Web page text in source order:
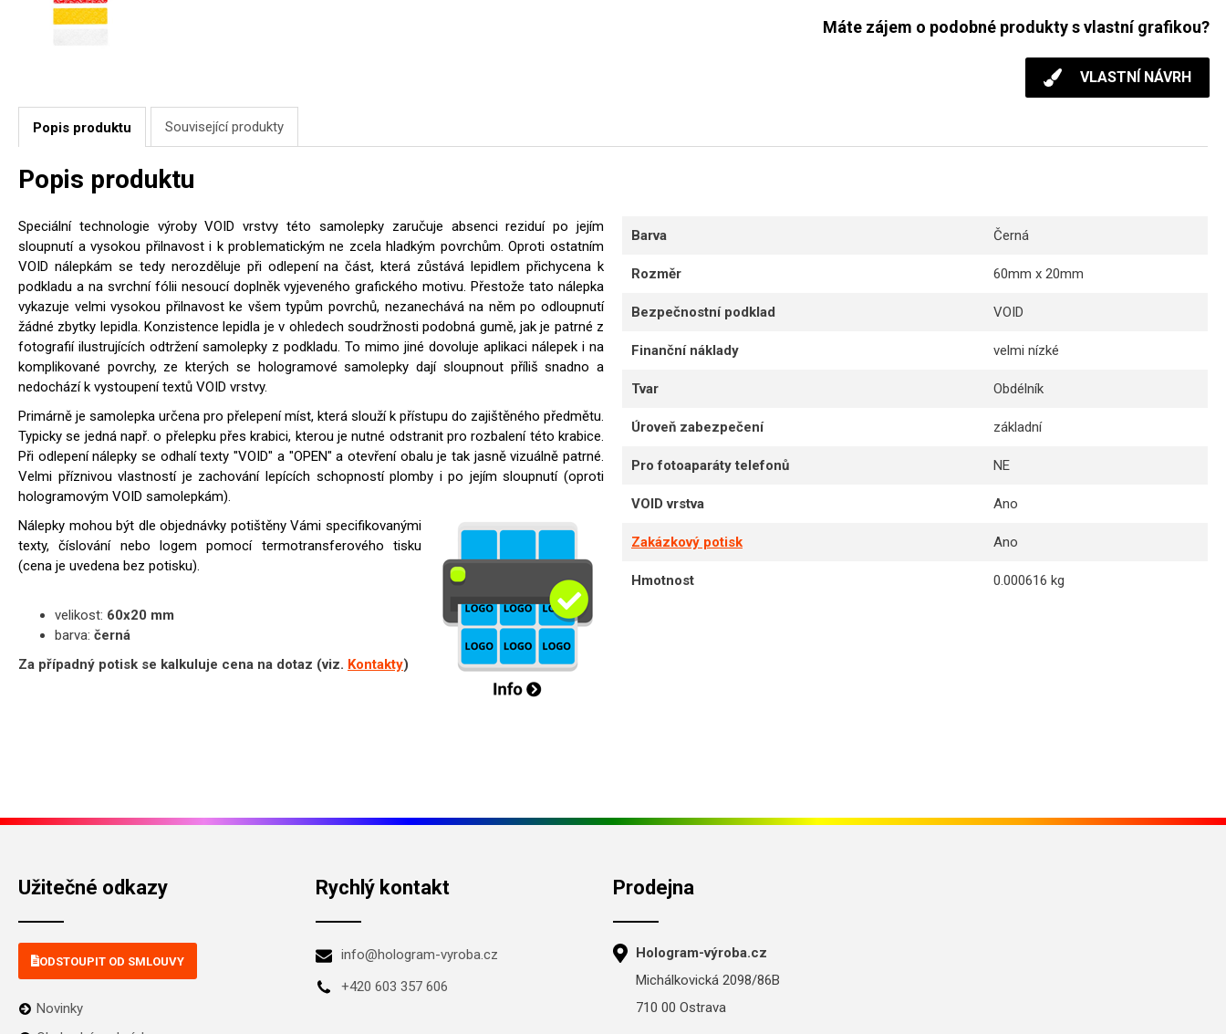
Máte zájem o podobné produkty s vlastní grafikou?
VLASTNÍ NÁVRH
Popis produktu Související produkty
Popis produktu
Speciální technologie výroby VOID vrstvy této samolepky zaručuje absenci reziduí po jejím
sloupnutí a vysokou přilnavost i k problematickým ne zcela hladkým povrchům. Oproti ostatním
VOID nálepkám se tedy nerozděluje při odlepení na část, která zůstává lepidlem přichycena k
podkladu a na svrchní fólii nesoucí doplněk vyjeveného grafického motivu. Přestože tato nálepka
vykazuje velmi vysokou přilnavost ke všem typům povrchů, nezanechává na něm po odloupnutí
žádné zbytky lepidla. Konzistence lepidla je v ohledech soudržnosti podobná gumě, jak je patrné z
fotografií ilustrujících odtržení samolepky z podkladu. To mimo jiné dovoluje aplikaci nálepek i na
komplikované povrchy, ze kterých se hologramové samolepky dají sloupnout příliš snadno a
nedochází k vystoupení textů VOID vrstvy.
Primárně je samolepka určena pro přelepení míst, která slouží k přístupu do zajištěného předmětu.
Typicky se jedná např. o přelepku přes krabici, kterou je nutné odstranit pro rozbalení této krabice.
Při odlepení nálepky se odhalí texty "VOID" a "OPEN" a otevření obalu je tak jasně vizuálně patrné.
Velmi příznivou vlastností je zachování lepících schopností plomby i po jejím sloupnutí (oproti
hologramovým VOID samolepkám).
Nálepky mohou být dle objednávky potištěny Vámi specifikovanými
texty, číslování nebo logem pomocí termotransferového tisku
(cena je uvedena bez potisku).
velikost: 60x20 mm
barva: černá
Za případný potisk se kalkuluje cena na dotaz (viz. Kontakty)
Barva Černá
Rozměr 60mm x 20mm
Bezpečnostní podklad VOID
Finanční náklady velmi nízké
Tvar Obdélník
Úroveň zabezpečení základní
Pro fotoaparáty telefonů NE
VOID vrstva Ano
Zakázkový potisk Ano
Hmotnost 0.000616 kg
Užitečné odkazy
ODSTOUPIT OD SMLOUVY
Novinky
Rychlý kontakt
info@hologram-vyroba.cz
+420 603 357 606
Prodejna
Hologram-výroba.cz
Michálkovická 2098/86B
710 00 Ostrava